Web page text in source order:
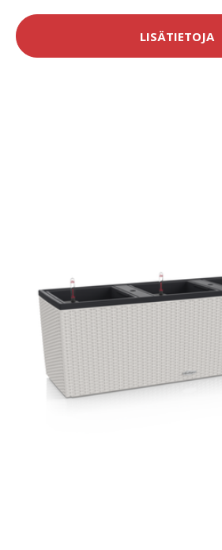
LISÄTIETOJA